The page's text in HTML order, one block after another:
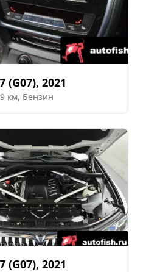
(G07), 2021
км, Бензин
(G07), 2021